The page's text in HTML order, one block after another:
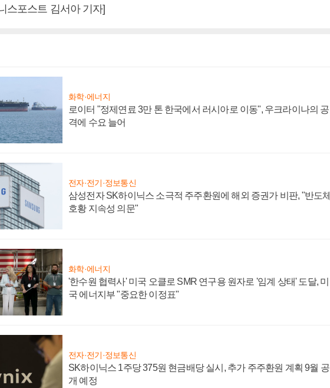
스포스트 김서아 기자]
화학·에너지
로이터 "정제연료 3만 톤 한국에서 러시아로 이동", 우크라이나의 공
격에 수요 늘어
전자·전기·정보통신
삼성전자 SK하이닉스 소극적 주주환원에 해외 증권가 비판, "반도체
호황 지속성 의문"
화학·에너지
'한수원 협력사' 미국 오클로 SMR 연구용 원자로 '임계 상태' 도달, 미
국 에너지부 "중요한 이정표"
전자·전기·정보통신
SK하이닉스 1주당 375원 현금배당 실시, 추가 주주환원 계획 9월 공
개 예정